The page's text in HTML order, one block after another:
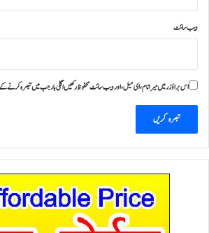
ویب‌ سائٹ
اس براؤزر میں میرا نام، ای میل، اور ویب سائٹ محفوظ رکھیں اگلی بار جب میں تبصرہ